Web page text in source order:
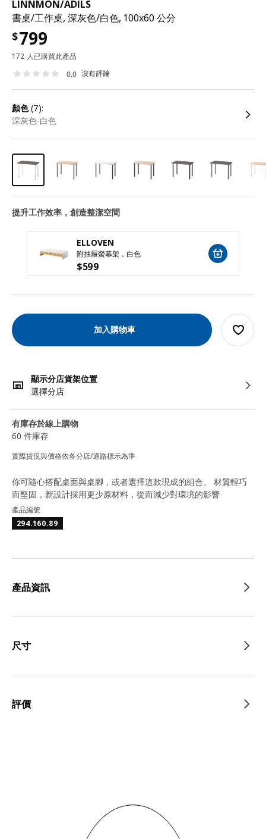
LINNMON/ADILS
書桌/工作桌, 深灰色/白色, 100x60 公分
$799
172 人已購買此產品
0.0 沒有評論
顏色(7):
深灰色-白色
提升工作效率，創造整潔空間
ELLOVEN
附抽屜螢幕架，白色
$599
加入購物車
顯示分店貨架位置
選擇分店
有庫存於線上購物
60 件庫存
實際貨況與價格依各分店/通路標示為準
你可隨心搭配桌面與桌腳，或者選擇這款現成的組合。 材質輕巧
而堅固，新設計採用更少原材料，從而減少對環境的影響
產品編號
294.160.89
產品資訊
尺寸
評價